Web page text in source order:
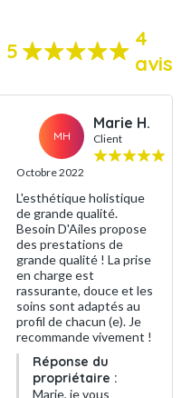
5
4
avis
MH
Marie H.
Client
Octobre 2022
L'esthétique holistique
de grande qualité.
Besoin D'Ailes propose
des prestations de
grande qualité ! La prise
en charge est
rassurante, douce et les
soins sont adaptés au
profil de chacun (e). Je
recommande vivement !
Réponse du
propriétaire :
Marie, je vous